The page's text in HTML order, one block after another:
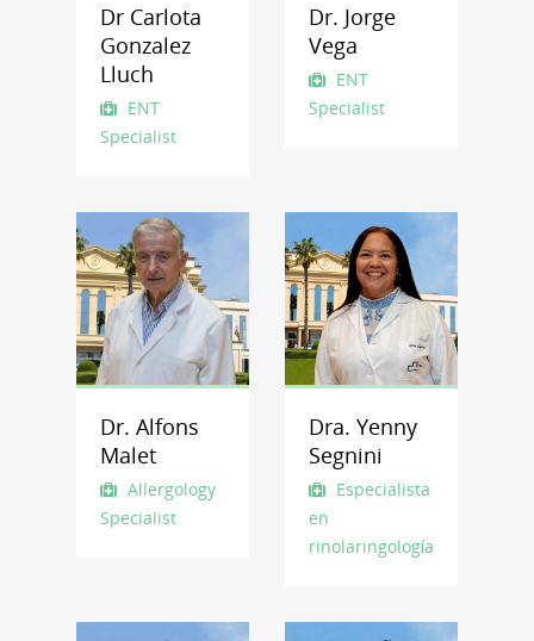
Dr. Jorge
Vega
ENT
Specialist
Dr Carlota
Gonzalez
Lluch
ENT
Specialist
Dra. Yenny
Segnini
Especialista
en
Otorrinolaringología
Dr. Alfons
Malet
Allergology
Specialist